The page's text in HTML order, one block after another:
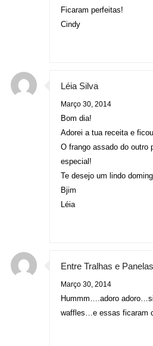
Ficaram perfeitas!
Cindy
Léia Silva
Março 30, 2014
Bom dia!
Adorei a tua receita e
O frango assado do outro
especial!
Te desejo um lindo
Bjim
Léia
Entre Tralhas e Panelas
Março 30, 2014
Hummm….adoro
waffles…e essas ficaram